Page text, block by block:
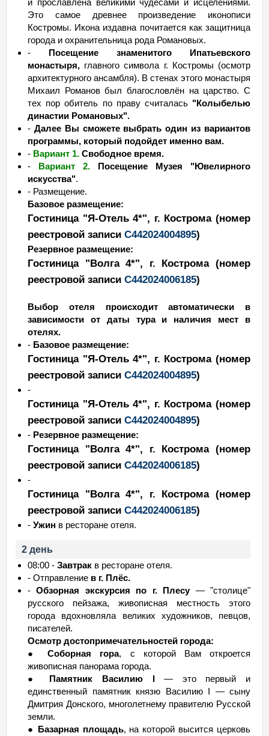
и прославлена великими чудесами и исцелениями.
Это самое древнее произведение иконописи
Костромы. Икона издавна почитается как защитница
города и охранительница рода Романовых.
- Посещение знаменитого Ипатьевского
монастыря, главного символа г. Костромы (осмотр
архитектурного ансамбля). В стенах этого монастыря
Михаил Романов был благословлён на царство. С
тех пор обитель по праву считалась "Колыбелью
династии Романовых".
- Далее Вы сможете выбрать один из вариантов
программы, который подойдет именно вам.
- Вариант 1. Свободное время.
- Вариант 2.
Посещение Музея "Ювелирного
искусства".
- Размещение.
Базовое размещение:
Гостиница "Я-Отель 4*", г. Кострома(номер
реестровой записи С442024004895)
Резервное размещение:
Гостиница "Волга 4*", г. Кострома (номер
реестровой записи С442024006185)
Выбор отеля происходит автоматически в
зависимости от даты тура и наличия мест в
отелях.
- Базовое размещение:
Гостиница "Я-Отель 4*", г. Кострома(номер
реестровой записи С442024004895)
-
Гостиница "Я-Отель 4*", г. Кострома(номер
реестровой записи С442024004895)
- Резервное размещение:
Гостиница "Волга 4*", г. Кострома (номер
реестровой записи С442024006185)
-
Гостиница "Волга 4*", г. Кострома (номер
реестровой записи С442024006185)
- Ужин в ресторане отеля.
2 день
08:00 - Завтрак в ресторане отеля.
- Отправление в г. Плёс.
-Обзорная экскурсия по г. Плесу— "столице"
русского пейзажа, живописная местность этого
города вдохновляла великих художников, певцов,
писателей.
Осмотр достопримечательностей города:
●Соборная гора, с которой Вам откроется
живописная панорама города.
● Памятник Василию I— это первый и
единственный памятник князю Василию I — сыну
Дмитрия Донского, многолетнему правителю Русской
земли.
● Базарная площадь, на которой высится церковь